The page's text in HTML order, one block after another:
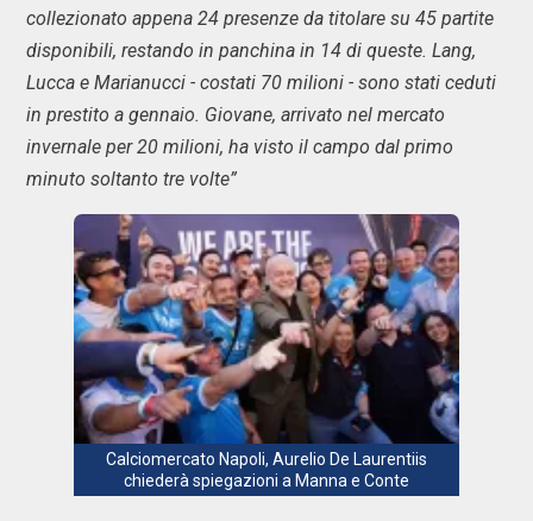
collezionato appena 24 presenze da titolare su 45 partite
disponibili, restando in panchina in 14 di queste. Lang,
Lucca e Marianucci - costati 70 milioni - sono stati ceduti
in prestito a gennaio. Giovane, arrivato nel mercato
invernale per 20 milioni, ha visto il campo dal primo
minuto soltanto tre volte”
Calciomercato Napoli, Aurelio De Laurentiis
chiederà spiegazioni a Manna e Conte